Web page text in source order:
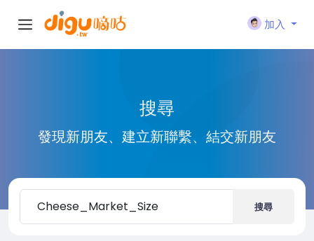
加入
搜尋
發現新朋友、建立新聯繫、結交新朋友
搜尋